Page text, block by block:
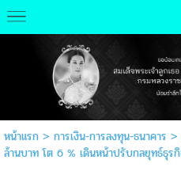
หน้าแรก> การเงิน-การลงทุน-ธนาคาร >
ล้านบาท โต 6 % เดินหน้าปรับกลยุทธ์ธุร